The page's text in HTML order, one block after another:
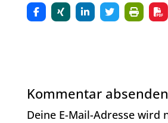
Kommentar absenden
Deine E-Mail-Adresse wird